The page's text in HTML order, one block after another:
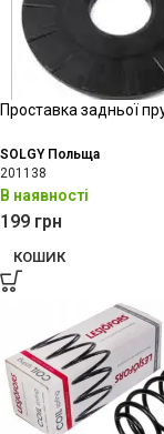
Проставка задньої
SOLGY Польща
201138
В наявності
199 грн
КОШИК